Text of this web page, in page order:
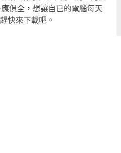
俱全，想讓自已的電腦每天
快來下載吧。